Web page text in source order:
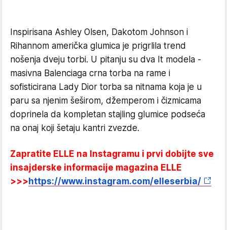
Inspirisana Ashley Olsen, Dakotom Johnson i
Rihannom američka glumica je prigrlila trend
nošenja dveju torbi. U pitanju su dva It modela -
masivna Balenciaga crna torba na rame i
sofisticirana Lady Dior torba sa nitnama koja je u
paru sa njenim šeširom, džemperom i čizmicama
doprinela da kompletan stajling glumice podseća
na onaj koji šetaju kantri zvezde.
Zapratite ELLE na Instagramu i prvi dobijte sve
insajderske informacije magazina ELLE
>>>https://www.instagram.com/elleserbia/